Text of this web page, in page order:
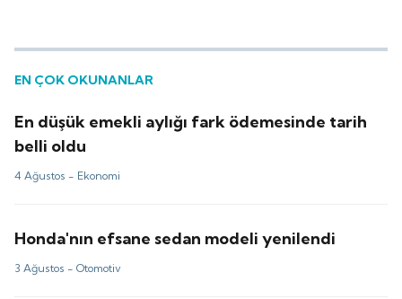
EN ÇOK OKUNANLAR
En düşük emekli aylığı fark ödemesinde tarih
belli oldu
4 Ağustos - Ekonomi
Honda'nın efsane sedan modeli yenilendi
3 Ağustos -Otomotiv